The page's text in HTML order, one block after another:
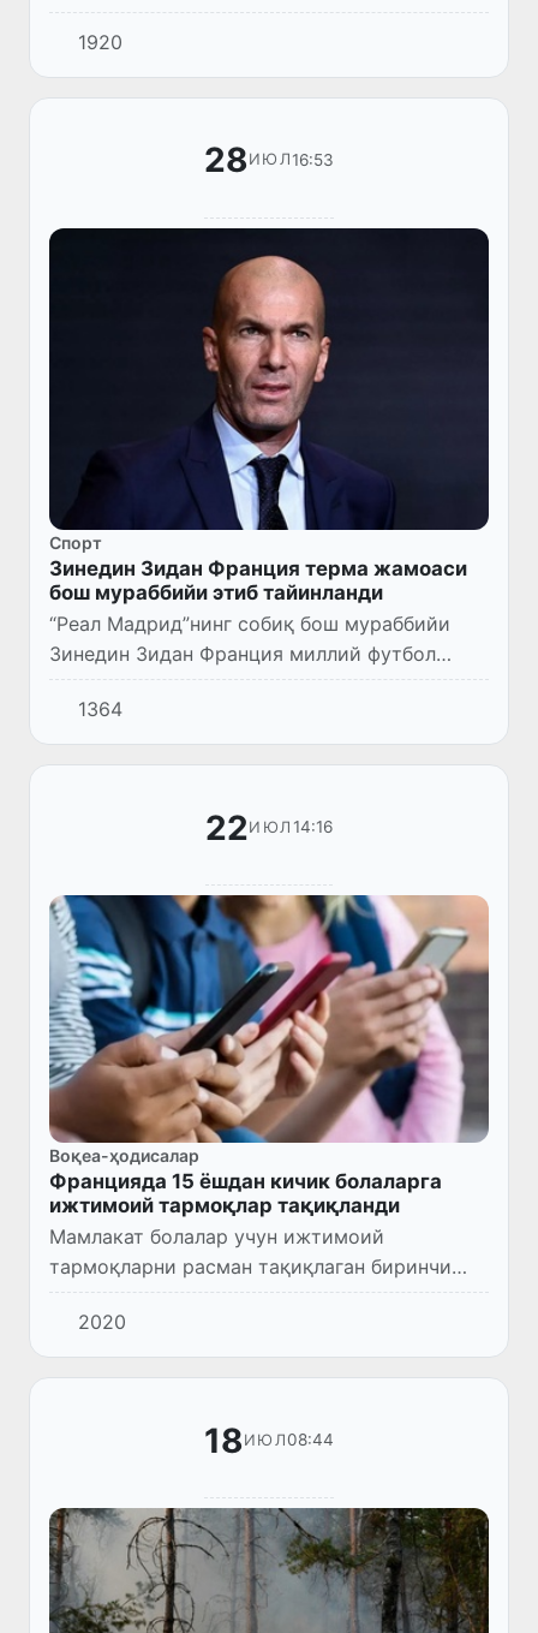
Ургутдаги “Терсак” маҳалласи номи расман
берилган. Хўш, бунга нима сабаб бўлган?!
1920
28ИЮЛ16:53
Спорт
Зинедин Зидан Франция терма жамоаси
бош мураббийи этиб тайинланди
“Реал Мадрид”нинг собиқ бош мураббийи
Зинедин Зидан Франция миллий футбол
жамоаси бош мураббийи этиб тайинланди,
деб хабар беради Франция футбол
федерацияси (FFF) сайти.
1364
22ИЮЛ 14:16
Воқеа-ҳодисалар
Францияда 15 ёшдан кичик болаларга
ижтимоий тармоқлар тақиқланди
Мамлакат болалар учун ижтимоий
тармоқларни расман тақиқлаган биринчи
Европа Иттифоқи давлатига айланди.
2020
18ИЮЛ08:44